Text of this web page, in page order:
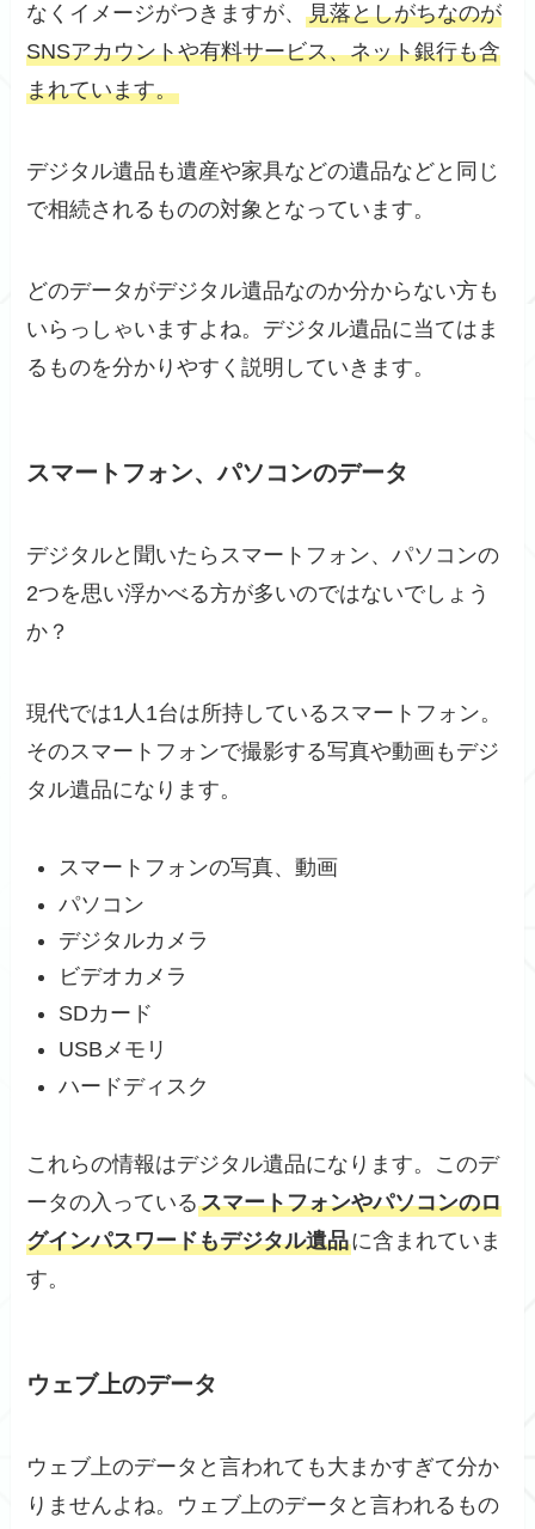
なくイメージがつきますが、見落としがちなのが
SNSアカウントや有料サービス、ネット銀行も含
まれています。
デジタル遺品も遺産や家具などの遺品などと同じ
で相続されるものの対象となっています。
どのデータがデジタル遺品なのか分からない方も
いらっしゃいますよね。デジタル遺品に当てはま
るものを分かりやすく説明していきます。
スマートフォン、パソコンのデータ
デジタルと聞いたらスマートフォン、パソコンの
2つを思い浮かべる方が多いのではないでしょう
か？
現代では1人1台は所持しているスマートフォン。
そのスマートフォンで撮影する写真や動画もデジ
タル遺品になります。
スマートフォンの写真、動画
パソコン
デジタルカメラ
ビデオカメラ
SDカード
USBメモリ
ハードディスク
これらの情報はデジタル遺品になります。このデ
ータの入っているスマートフォンやパソコンのロ
グインパスワードもデジタル遺品に含まれていま
す。
ウェブ上のデータ
ウェブ上のデータと言われても大まかすぎて分か
りませんよね。ウェブ上のデータと言われるもの